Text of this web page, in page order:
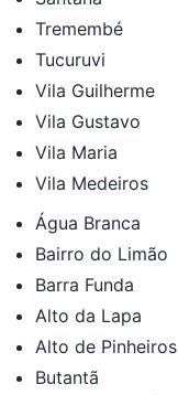
Tremembé
Tucuruvi
Vila Guilherme
Vila Gustavo
Vila Maria
Vila Medeiros
Água Branca
Bairro do Limão
Barra Funda
Alto da Lapa
Alto de Pinheiros
Butantã